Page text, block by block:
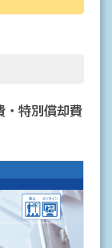
・特別償却費